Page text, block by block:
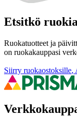
Etsitkö
Ruokatuotteet ja
on ruokakauppasi
Siirry ruokaostoksille,